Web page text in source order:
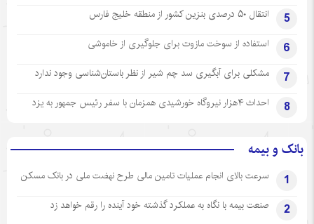
5 انتقال ۵۰ درصدی بنزین کشور از منطقه خلیج فارس
6 استفاده از سوخت مازوت برای جلوگیری از خاموشی
7 مشکلی برای آبگیری سد چم شیر از نظر باستان‌شناسی وجود ندارد
8 احداث ۴هزار نیروگاه خورشیدی همزمان با سفر رئیس جمهور به یزد
بانک و بیمه
1 سرعت بالای انجام عملیات تامین مالی طرح نهضت ملی در بانک مسکن
2 صنعت بیمه با نگاه به عملکرد گذشته خود آینده را رقم خواهد زد